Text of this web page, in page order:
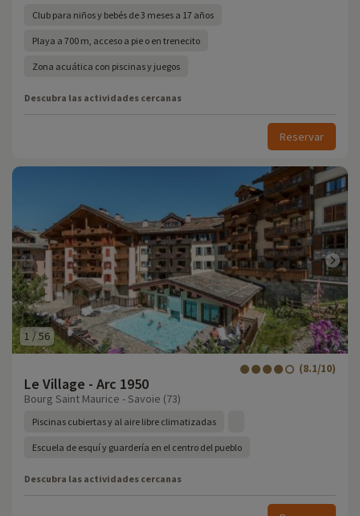
Club para niños y bebés de 3 meses a 17 años
Playa a 700 m, acceso a pie o en trenecito
Zona acuática con piscinas y juegos
Descubra las actividades cercanas
Reservar
1 /56
Le Village - Arc 1950
(8.1/10)
Bourg Saint Maurice - Savoie (73)
Piscinas cubiertas y al aire libre climatizadas
Escuela de esquí y guardería en el centro del pueblo
Descubra las actividades cercanas